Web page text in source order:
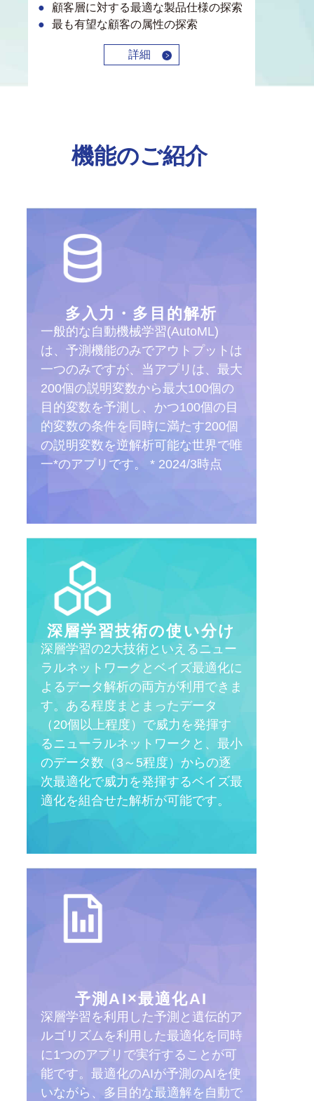
顧客層に対する最適な製品仕様の探索
最も有望な顧客の属性の探索
詳細
機能のご紹介
多入力・多目的解析
一般的な自動機械学習(AutoML)
は、予測機能のみでアウトプットは
一つのみですが、当アプリは、最大
200個の説明変数から最大100個の
目的変数を予測し、かつ100個の目
的変数の条件を同時に満たす200個
の説明変数を逆解析可能な世界で唯
一*のアプリです。 * 2024/3時点
深層学習技術の使い分け
深層学習の2大技術といえるニュー
ラルネットワークとベイズ最適化に
よるデータ解析の両方が利用できま
す。ある程度まとまったデータ
（20個以上程度）で威力を発揮す
るニューラルネットワークと、最小
のデータ数（3～5程度）からの逐
次最適化で威力を発揮するベイズ最
適化を組合せた解析が可能です。
予測AI×最適化AI
深層学習を利用した予測と遺伝的ア
ルゴリズムを利用した最適化を同時
に1つのアプリで実行することが可
能です。最適化のAIが予測のAIを使
いながら、多目的な最適解を自動で